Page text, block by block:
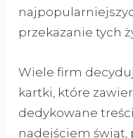
przekazanie tych
Wiele firm
kartki, które
dedykowane
nadejściem świąt,